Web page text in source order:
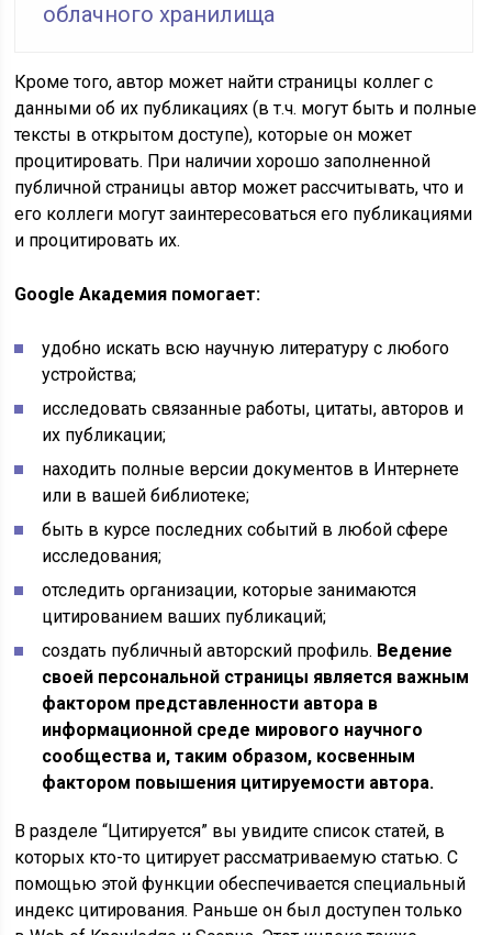
облачного хранилища
Кроме того, автор может найти страницы коллег с
данными об их публикациях (в т.ч. могут быть и полные
тексты в открытом доступе), которые он может
процитировать. При наличии хорошо заполненной
публичной страницы автор может рассчитывать, что и
его коллеги могут заинтересоваться его публикациями
и процитировать их.
Google Академия помогает:
удобно искать всю научную литературу с любого
устройства;
исследовать связанные работы, цитаты, авторов и
их публикации;
находить полные версии документов в Интернете
или в вашей библиотеке;
быть в курсе последних событий в любой сфере
исследования;
отследить организации, которые занимаются
цитированием ваших публикаций;
создать публичный авторский профиль. Ведение
своей персональной страницы является важным
фактором представленности автора в
информационной среде мирового научного
сообщества и, таким образом, косвенным
фактором повышения цитируемости автора.
В разделе “Цитируется” вы увидите список статей, в
которых кто-то цитирует рассматриваемую статью. С
помощью этой функции обеспечивается специальный
индекс цитирования. Раньше он был доступен только